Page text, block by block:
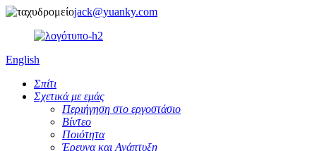
jack@yuanky.com
English
Σπίτι
Σχετικά με εμάς
Περιήγηση στο εργοστάσιο
Βίντεο
Ποιότητα
Έρευνα και Ανάπτυξη